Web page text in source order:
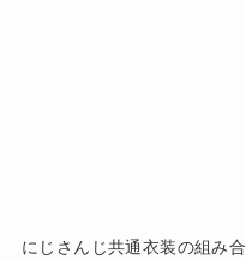
にじさんじ共通衣装の組み